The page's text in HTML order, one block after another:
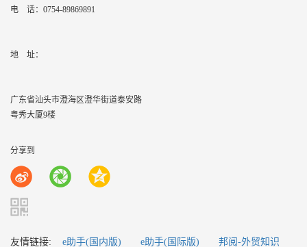
电 话： 0754-89869891
地    址：
广东省汕头市澄海区澄华街道泰安路
粤秀大厦9楼
分享到
友情链接: e助手(国内版) e助手(国际版) 邦阅-外贸知识